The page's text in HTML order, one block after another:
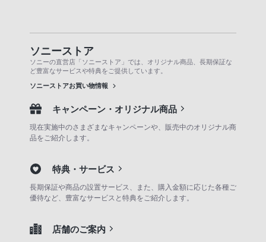
ソニーストア
ソニーの直営店「ソニーストア」では、オリジナル商品、長期保証な
ど豊富なサービスや特典をご提供しています。
ソニーストアお買い物情報
キャンペーン・オリジナル商品
現在実施中のさまざまなキャンペーンや、販売中のオリジナル商
品をご紹介します。
特典・サービス
長期保証や商品の設置サービス、また、購入金額に応じた各種ご
優待など、豊富なサービスと特典をご紹介します。
店舗のご案内